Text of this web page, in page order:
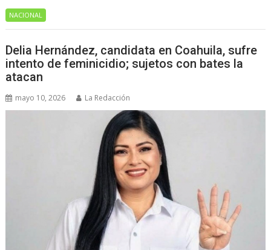
NACIONAL
Delia Hernández, candidata en Coahuila, sufre
intento de feminicidio; sujetos con bates la
atacan
mayo 10, 2026 La Redacción